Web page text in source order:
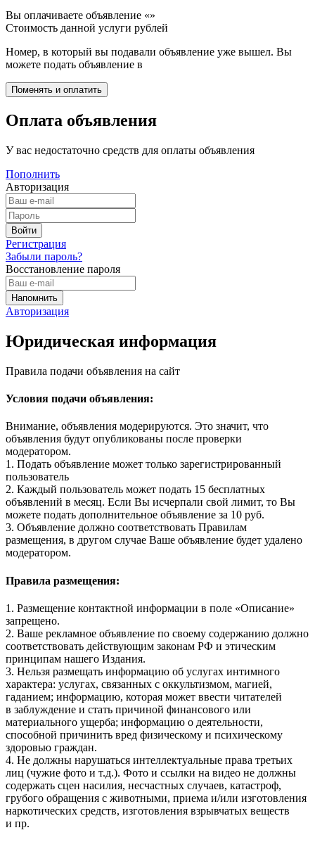
Вы оплачиваете объявление «»
Стоимость данной услуги рублей
Номер, в который вы подавали объявление уже вышел. Вы
можете подать объявление в
Оплата объявления
У вас недостаточно средств для оплаты объявления
Пополнить
Авторизация
Регистрация
Забыли пароль?
Восстановление пароля
Авторизация
Юридическая информация
Правила подачи объявления на сайт
Условия подачи объявления:
Внимание, объявления модерируются. Это значит, что
объявления будут опубликованы после проверки
модератором.
1. Подать объявление может только зарегистрированный
пользователь
2. Каждый пользователь может подать 15 бесплатных
объявлений в месяц. Если Вы исчерпали свой лимит, то Вы
можете подать дополнительное объявление за 10 руб.
3. Объявление должно соответствовать Правилам
размещения, в другом случае Ваше объявление будет удалено
модератором.
Правила размещения:
1. Размещение контактной информации в поле «Описание»
запрещено.
2. Ваше рекламное объявление по своему содержанию должно
соответствовать действующим законам РФ и этическим
принципам нашего Издания.
3. Нельзя размещать информацию об услугах интимного
характера: услугах, связанных с оккультизмом, магией,
гаданием; информацию, которая может ввести читателей
в заблуждение и стать причиной финансового или
материального ущерба; информацию о деятельности,
способной причинить вред физическому и психическому
здоровью граждан.
4. Не должны нарушаться интеллектуальные права третьих
лиц (чужие фото и т.д.). Фото и ссылки на видео не должны
содержать сцен насилия, несчастных случаев, катастроф,
грубого обращения с животными, приема и/или изготовления
наркотических средств, изготовления взрывчатых веществ
и пр.